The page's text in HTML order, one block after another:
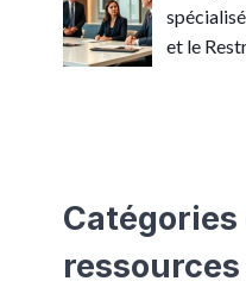
et le
Catégories
ressources